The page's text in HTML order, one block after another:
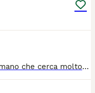
Dolcissima e abituata al contatto umano che cerca molto attivamente, senza pedigree perché la madre non ne è dotata ma il padre si ( campione con pedigree di 14 Kg ) . Abituata alla lettiera. Potete chiamare o scrivere a WhatsApp